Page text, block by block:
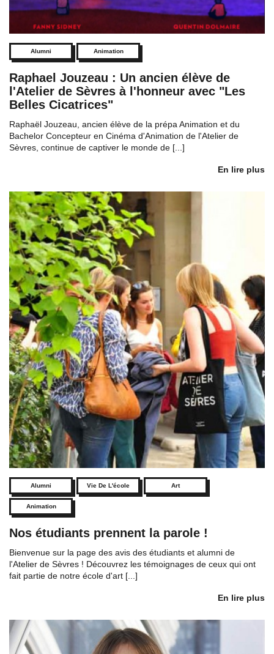
Alumni Animation
Raphael Jouzeau : Un ancien élève de
l'Atelier de Sèvres à l'honneur avec "Les
Belles Cicatrices"
Raphaël Jouzeau, ancien élève de la prépa Animation et du
Bachelor Concepteur en Cinéma d'Animation de l'Atelier de
Sèvres, continue de captiver le monde de [...]
En lire plus
Alumni Vie De L'école Art
Animation
Nos étudiants prennent la parole !
Bienvenue sur la page des avis des étudiants et alumni de
l'Atelier de Sèvres ! Découvrez les témoignages de ceux qui ont
fait partie de notre école d'art [...]
En lire plus